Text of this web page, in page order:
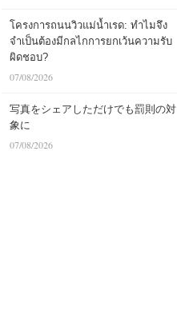
โครงการถนนวิวแม่น้ำเรด: ทำไมจึง
จำเป็นต้องมีกลไกการยกเว้นความรับ
ผิดชอบ?
07/08/2026
写真をシェアしただけでも罰則の対
象に
07/08/2026